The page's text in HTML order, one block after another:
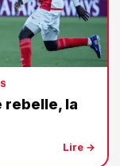
rebelle, la
Lire →